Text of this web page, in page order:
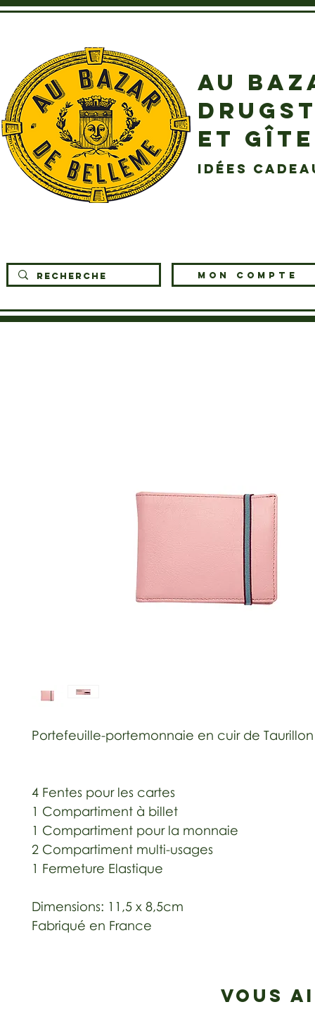
AU
ET
idées
MON COMPTE
Portefeuille-portemonnaie en cuir de Taurillon
4 Fentes pour les cartes
1 Compartiment à billet
1 Compartiment pour la monnaie
2 Compartiment multi-usages
1 Fermeture Elastique
Dimensions: 11,5 x 8,5cm
Fabriqué en France
VOUS